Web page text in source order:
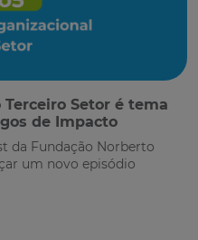
Setor é tema
de Impacto
da Fundação Norberto
um novo episódio